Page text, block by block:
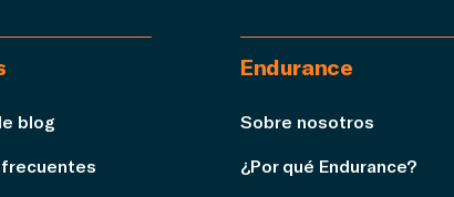
blog
Endurance
Sobre nosotros
¿Por qué Endurance?